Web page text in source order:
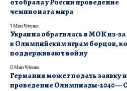
отобрала у России проведение
чемпионата мира
1 Мин Чтения
Украина обратилась в МОК из-за
к Олимпийским играм борцов,
поддерживают войну
0 Мин Чтения
Германия может подать заявку
проведение Олимпиады-2040 —